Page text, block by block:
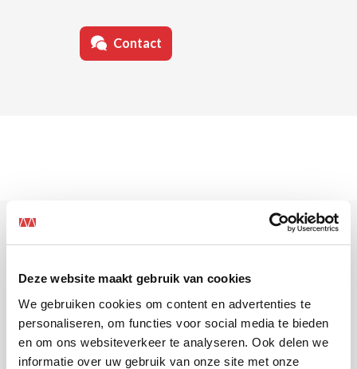
Deze website maakt gebruik van cookies
We gebruiken cookies om content en advertenties te
personaliseren, om functies voor social media te bieden
en om ons websiteverkeer te analyseren. Ook delen we
informatie over uw gebruik van onze site met onze
Contact
Overtuigd? Solliciteer
dan direct!